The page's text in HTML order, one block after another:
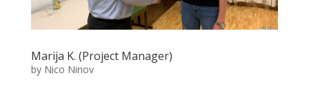
Marija K. (Project Manager)
by Nico Ninov